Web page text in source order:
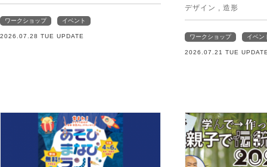
ワークショップ イベント
2026.07.28 TUE UPDATE
デザイン 造形
ワークショップ イベン
2026.07.21 TUE